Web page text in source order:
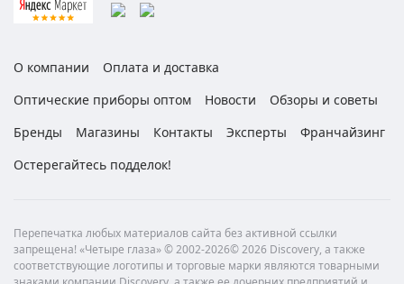
О компании
Оплата и доставка
Оптические приборы оптом
Новости
Обзоры и советы
Бренды
Магазины Контакты Эксперты
Франчайзинг
Остерегайтесь подделок!
Перепечатка любых материалов сайта без активной ссылки
запрещена! «Четыре глаза» © 2002-2026© 2026 Discovery, а также
соответствующие логотипы и торговые марки являются товарными